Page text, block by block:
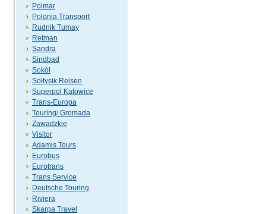
Polmar
Polonia Transport
Rudnik Tumay
Retman
Sandra
Sindbad
Sokół
Sołtysik Reisen
Superpol Katowice
Trans-Europa
Touring/ Gromada
Zawadzkie
Visitor
Adamis Tours
Eurobus
Eurotrans
Trans Service
Deutsche Touring
Riviera
Skarpa Travel